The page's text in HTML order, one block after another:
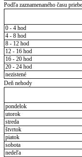
Podľa zaznamenaného času
0 - 4 hod
4 - 8 hod
8 - 12 hod
12 - 16 hod
16 - 20 hod
20 - 24 hod
nezistené
Deň nehody
pondelok
utorok
streda
štvrtok
piatok
sobota
nedeľa